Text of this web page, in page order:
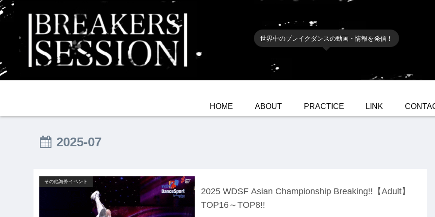
世界中のブレイクダンスの動画・情報を発信！
HOME ABOUT PRACTICE LINK
2025-07
その他海外イベント
2025 WDSF Asian Championship Breaking!!【Adult】
TOP16～TOP8!!